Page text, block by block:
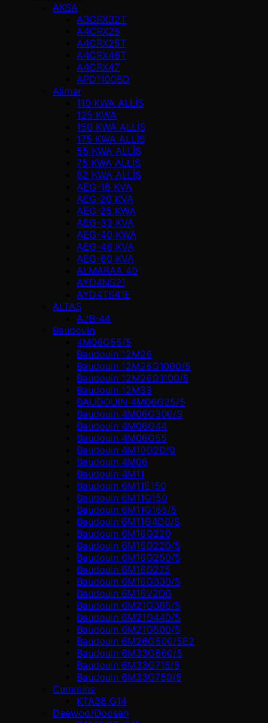
AKSA
A3CRX32T
A4CRX25
A4CRX25T
A4CRX46T
A4CRX47
APD1100BD
Alimar
110 KWA ALLİS
125 KWA
150 KWA ALLİS
175 KWA ALLİS
55 KWA ALLİS
75 KWA ALLİS
82 KWA ALLİS
AEG-16 KVA
AEG-20 KVA
AEG-25 KWA
AEG-33 KVA
AEG-40 KWA
AEG-46 KVA
AEG-60 KVA
ALMARAA 40
AYD4NS21
AYD4TS41E
ALTAŞ
AJB-44
Baudouin
4M06G55/5
Baudouin 12M26
Baudouin 12M26G1000/5
Baudouin 12M26G1100/5
Baudouin 12M33
BAUDOUIN 4M06G25/5
Baudouin 4M06G300/S
Baudouin 4M06G44
Baudouin 4M06G55
Baudouin 4M10G2D/0
Baudouin 4М06
Baudouin 4М11
Baudouin 6M11E150
Baudouin 6M11G150
Baudouin 6M11G165/5
Baudouin 6M11G4D0/S
Baudouin 6M16G220
Baudouin 6M16G220/5
Baudouin 6M16G250/5
Baudouin 6M16G275
Baudouin 6M16G330/5
Baudouin 6M16V2D0
Baudouin 6M21G385/5
Baudouin 6M21G440/5
Baudouin 6M21G500/5
Baudouin 6M26G500/5E2
Baudouin 6M33G660/5
Baudouin 6M33G715/5
Baudouin 6M33G750/5
Cummins
KTA38 G14
Daewoo/Doosan